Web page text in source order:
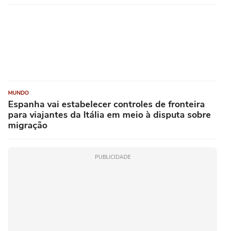
MUNDO
Espanha vai estabelecer controles de fronteira
para viajantes da Itália em meio à disputa sobre
migração
PUBLICIDADE